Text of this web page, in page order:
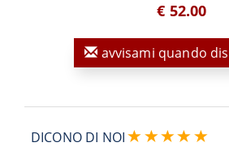
€ 52.00
avvisami quando
DICONO DI NOI